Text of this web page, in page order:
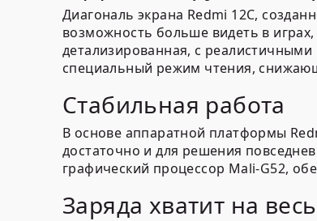
Диагональ экрана Redmi 12C,
возможность больше видеть в
детализированная, с
специальный режим чтения,
Стабильная работа
В основе аппаратной платформы
достаточно и для решения
графический процессор Mali-G52,
Заряда хватит на